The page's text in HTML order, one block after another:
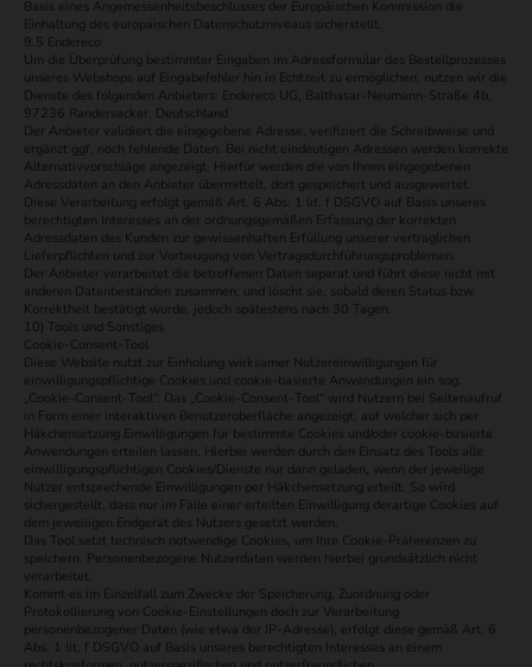
Basis eines Angemessenheitsbeschlusses der Europäischen Kommission die
Einhaltung des europäischen Datenschutzniveaus sicherstellt.
9.5 Endereco
Um die Überprüfung bestimmter Eingaben im Adressformular des Bestellprozesses
unseres Webshops auf Eingabefehler hin in Echtzeit zu ermöglichen, nutzen wir die
Dienste des folgenden Anbieters: Endereco UG, Balthasar-Neumann-Straße 4b,
97236 Randersacker, Deutschland
Der Anbieter validiert die eingegebene Adresse, verifiziert die Schreibweise und
ergänzt ggf. noch fehlende Daten. Bei nicht eindeutigen Adressen werden korrekte
Alternativvorschläge angezeigt. Hierfür werden die von Ihnen eingegebenen
Adressdaten an den Anbieter übermittelt, dort gespeichert und ausgewertet.
Diese Verarbeitung erfolgt gemäß Art. 6 Abs. 1 lit. f DSGVO auf Basis unseres
berechtigten Interesses an der ordnungsgemäßen Erfassung der korrekten
Adressdaten des Kunden zur gewissenhaften Erfüllung unserer vertraglichen
Lieferpflichten und zur Vorbeugung von Vertragsdurchführungsproblemen.
Der Anbieter verarbeitet die betroffenen Daten separat und führt diese nicht mit
anderen Datenbeständen zusammen, und löscht sie, sobald deren Status bzw.
Korrektheit bestätigt wurde, jedoch spätestens nach 30 Tagen.
10) Tools und Sonstiges
Cookie-Consent-Tool
Diese Website nutzt zur Einholung wirksamer Nutzereinwilligungen für
einwilligungspflichtige Cookies und cookie-basierte Anwendungen ein sog.
„Cookie-Consent-Tool“. Das „Cookie-Consent-Tool“ wird Nutzern bei Seitenaufruf
in Form einer interaktiven Benutzeroberfläche angezeigt, auf welcher sich per
Häkchensetzung Einwilligungen für bestimmte Cookies und/oder cookie-basierte
Anwendungen erteilen lassen. Hierbei werden durch den Einsatz des Tools alle
einwilligungspflichtigen Cookies/Dienste nur dann geladen, wenn der jeweilige
Nutzer entsprechende Einwilligungen per Häkchensetzung erteilt. So wird
sichergestellt, dass nur im Falle einer erteilten Einwilligung derartige Cookies auf
dem jeweiligen Endgerät des Nutzers gesetzt werden.
Das Tool setzt technisch notwendige Cookies, um Ihre Cookie-Präferenzen zu
speichern. Personenbezogene Nutzerdaten werden hierbei grundsätzlich nicht
verarbeitet.
Kommt es im Einzelfall zum Zwecke der Speicherung, Zuordnung oder
Protokollierung von Cookie-Einstellungen doch zur Verarbeitung
personenbezogener Daten (wie etwa der IP-Adresse), erfolgt diese gemäß Art. 6
Abs. 1 lit. f DSGVO auf Basis unseres berechtigten Interesses an einem